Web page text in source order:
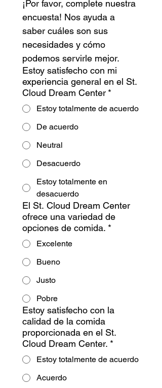
¡Por favor, complete nuestra
encuesta! Nos ayuda a
saber cuáles son sus
necesidades y cómo
podemos servirle mejor.
Estoy satisfecho con mi
experiencia general en el St.
Cloud Dream Center *
Estoy totalmente de acuerdo
De acuerdo
Neutral
Desacuerdo
Estoy totalmente en
desacuerdo
El St. Cloud Dream Center
ofrece una variedad de
opciones de comida. *
Excelente
Bueno
Justo
Pobre
Estoy satisfecho con la
calidad de la comida
proporcionada en el St.
Cloud Dream Center. *
Estoy totalmente de acuerdo
Acuerdo